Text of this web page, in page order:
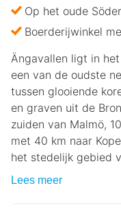
Op het oude
Boerderijwinkel
Ängavallen ligt in
een van de oudste
tussen glooiende
en graven uit de
zuiden van Malmö,
met 40 km naar
het stedelijk gebied
Lees meer